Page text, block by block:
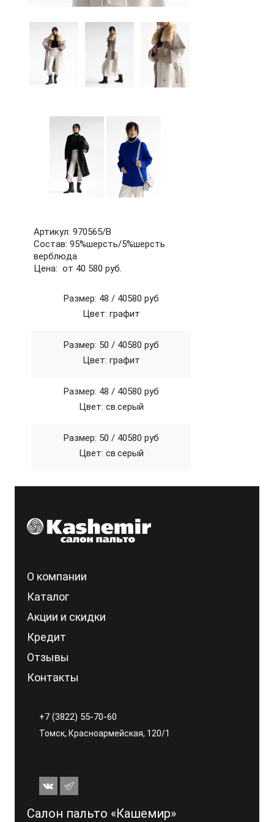
62
64
66
Артикул: 970565/В
Состав: 95%шерсть/5%шерсть
верблюда
Цена: от 40 580 руб.
Размер: 48 / 40580 руб
Цвет: графит
Размер: 50 / 40580 руб
Цвет: графит
Размер: 48 / 40580 руб
Цвет: св.серый
Размер: 50 / 40580 руб
Цвет: св.серый
О компании
Каталог
Акции и скидки
Кредит
Отзывы
Контакты
+7 (3822) 55-70-60
Томск, Красноармейская, 120/1
Салон пальто «Кашемир»